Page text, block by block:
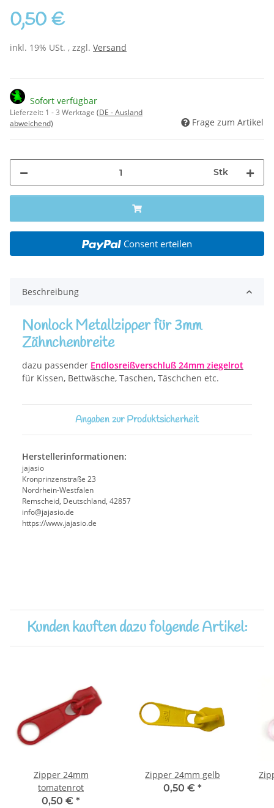
0,50 €
inkl. 19% USt. , zzgl. Versand
Sofort verfügbar
Lieferzeit: 1 - 3 Werktage (DE - Ausland
abweichend)
Frage zum Artikel
Stk
Consent erteilen
Beschreibung
Nonlock Metallzipper für 3mm
Zähnchenbreite
dazu passender Endlosreißverschluß 24mm ziegelrot
für Kissen, Bettwäsche, Taschen, Täschchen etc.
Angaben zur Produktsicherheit
Herstellerinformationen:
jajasio
Kronprinzenstraße 23
Nordrhein-Westfalen
Remscheid, Deutschland, 42857
info@jajasio.de
https://www.jajasio.de
Kunden kauften dazu folgende Artikel:
Zipper 24mm
tomatenrot
0,50 € *
Zipper 24mm gelb
0,50 € *